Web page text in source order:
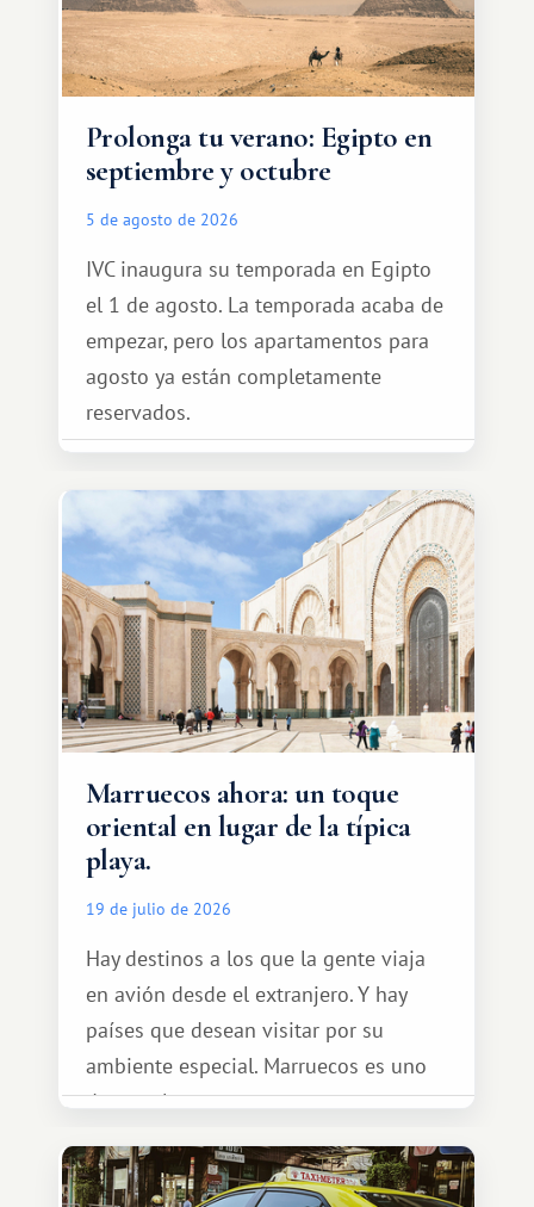
Prolonga tu verano: Egipto en
septiembre y octubre
5 de agosto de 2026
IVC inaugura su temporada en Egipto
el 1 de agosto. La temporada acaba de
empezar, pero los apartamentos para
agosto ya están completamente
reservados.
Marruecos ahora: un toque
oriental en lugar de la típica
playa.
19 de julio de 2026
Hay destinos a los que la gente viaja
en avión desde el extranjero. Y hay
países que desean visitar por su
ambiente especial. Marruecos es uno
de esos lugares.